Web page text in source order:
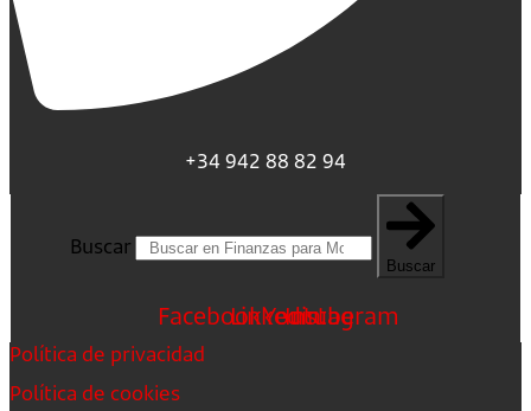
+34 942 88 82 94
Buscar
Buscar
FacebookLinkedin
Youtube
Instagram
Política de privacidad
Política de cookies